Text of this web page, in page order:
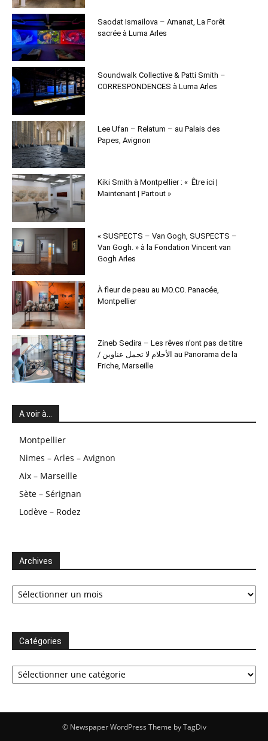
Saodat Ismailova – Amanat, La Forêt
sacrée à Luma Arles
Soundwalk Collective & Patti Smith –
CORRESPONDENCES à Luma Arles
Lee Ufan – Relatum – au Palais des
Papes, Avignon
Kiki Smith à Montpellier : « Être ici |
Maintenant | Partout »
« SUSPECTS – Van Gogh, SUSPECTS –
Van Gogh. » à la Fondation Vincent van
Gogh Arles
À fleur de peau au MO.CO. Panacée,
Montpellier
Zineb Sedira – Les rêves n’ont pas de titre
/ الأحلام لا تحمل عناوين au Panorama de la
Friche, Marseille
A voir à…
Montpellier
Nimes – Arles – Avignon
Aix – Marseille
Sète – Sérignan
Lodève – Rodez
Archives
Archives
Catégories
Catégories
© Newspaper WordPress Theme by TagDiv